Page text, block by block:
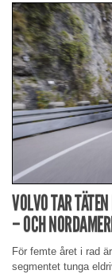
VOLVO TAR
– OCH
För femte året i rad
segmentet tunga